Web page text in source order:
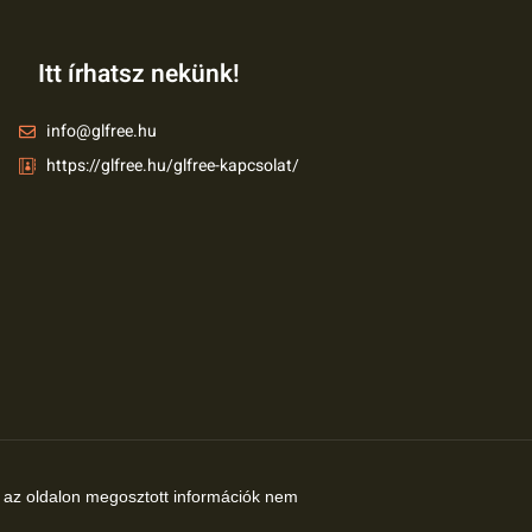
Itt írhatsz nekünk!
info@glfree.hu
https://glfree.hu/glfree-kapcsolat/
oldalon megosztott információk nem